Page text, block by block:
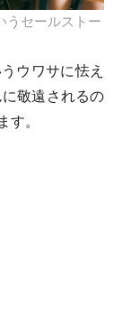
うセールストー
ウワサに怯え
敬遠されるの
。